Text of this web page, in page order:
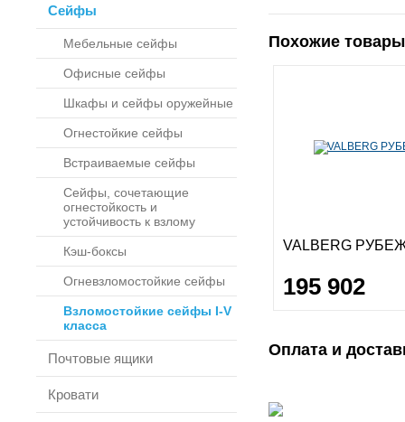
Сейфы
Мебельные сейфы
Офисные сейфы
Шкафы и сейфы оружейные
Огнестойкие сейфы
Встраиваемые сейфы
Сейфы, сочетающие
огнестойкость и
устойчивость к взлому
Кэш-боксы
Огневзломостойкие сейфы
Взломостойкие сейфы I-V
класса
Почтовые ящики
Кровати
Похожие
VALBERG
195 902
Оплата и